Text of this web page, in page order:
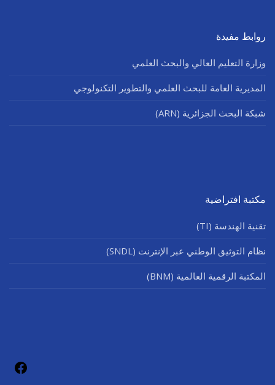
روابط مفيدة
وزارة التعليم العالي والبحث العلمي
المديرية العامة للبحث العلمي والتطوير التكنولوجي
شبكة البحث الجزائرية (ARN)
مكتبة افتراضية
تقنية الهندسة (TI)
نظام التوثيق الوطني عبر الإنترنت (SNDL)
المكتبة الرقمية العالمية (BNM)